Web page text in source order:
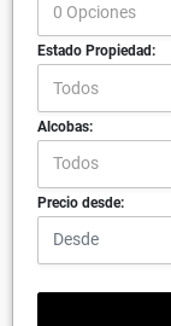
0 Opciones
Estado Propiedad:
Todos
Alcobas:
Todos
Precio desde: